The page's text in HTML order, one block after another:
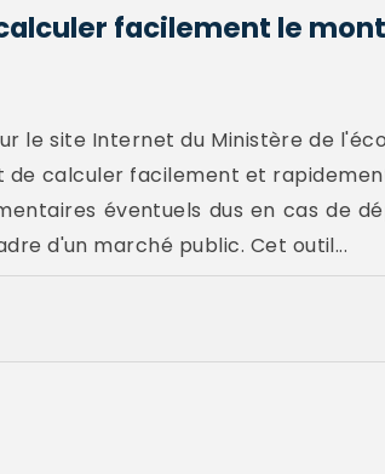
facilement le
le site Internet du Ministère de
calculer facilement et
éventuels dus en cas de
d'un marché public. Cet outil...